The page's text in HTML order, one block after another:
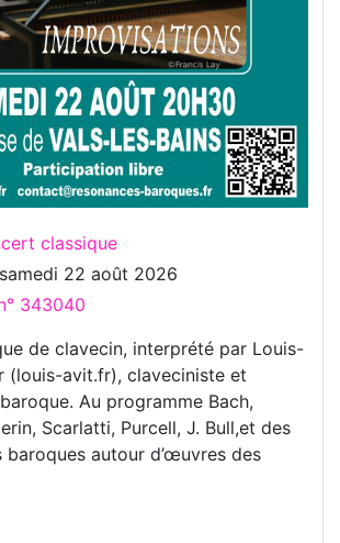
classique
samedi 22 août 2026
343040
de clavecin, interprété par Louis-
(louis-avit.fr), claveciniste et
Au programme Bach,
Scarlatti, Purcell, J. Bull,et des
baroques autour d’œuvres des